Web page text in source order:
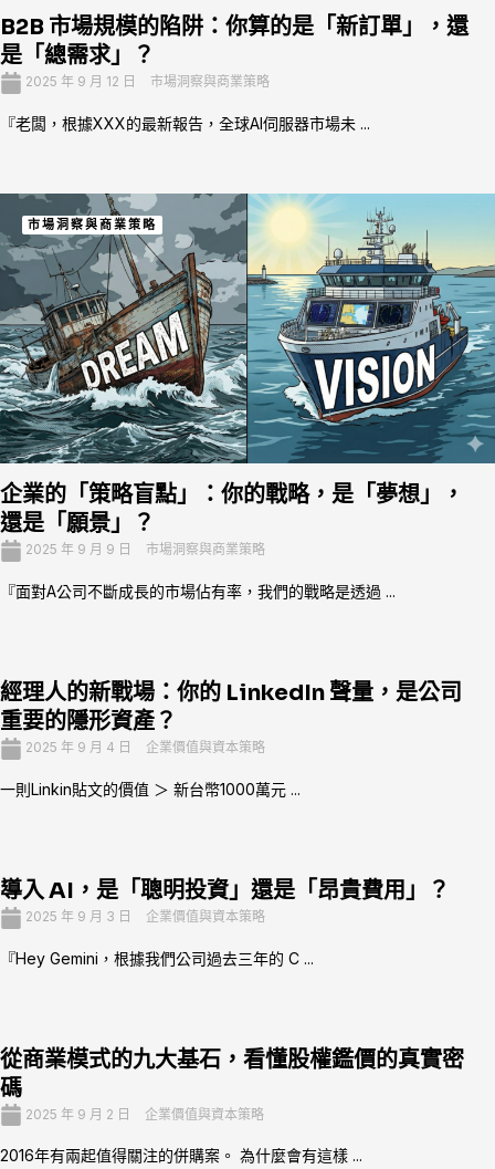
B2B 市場規模的陷阱：你算的是「新訂單」，還
是「總需求」？
2025 年 9 月 12 日 市場洞察與商業策略
『老闆，根據XXX的最新報告，全球AI伺服器市場未 ...
市場洞察與商業策略
企業的「策略盲點」：你的戰略，是「夢想」，
還是「願景」？
2025 年 9 月 9 日 市場洞察與商業策略
『面對A公司不斷成長的市場佔有率，我們的戰略是透過 ...
經理人的新戰場：你的 LinkedIn 聲量，是公司
重要的隱形資產？
2025 年 9 月 4 日 企業價值與資本策略
一則Linkin貼文的價值 ＞ 新台幣1000萬元 ...
導入 AI，是「聰明投資」還是「昂貴費用」？
2025 年 9 月 3 日 企業價值與資本策略
『Hey Gemini，根據我們公司過去三年的 C ...
從商業模式的九大基石，看懂股權鑑價的真實密
碼
2025 年 9 月 2 日 企業價值與資本策略
2016年有兩起值得關注的併購案。 為什麼會有這樣 ...